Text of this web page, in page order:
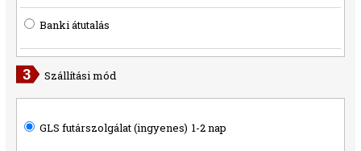
Banki átutalás
Szállítási mód
GLS futárszolgálat (ingyenes) 1-2 nap